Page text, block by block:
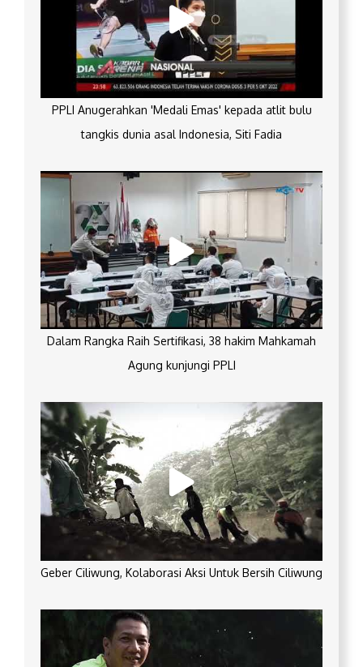
PPLI Anugerahkan 'Medali Emas' kepada atlit bulu
tangkis dunia asal Indonesia, Siti Fadia
Dalam Rangka Raih Sertifikasi, 38 hakim Mahkamah
Agung kunjungi PPLI
Geber Ciliwung, Kolaborasi Aksi Untuk Bersih Ciliwung